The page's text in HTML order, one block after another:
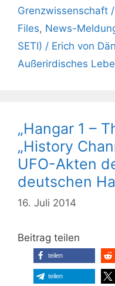
Grenzwissenschaft
Files, News-
SETI) / Erich von
Außerirdisches
„Hangar 1 –
„History
UFO-Akten
deutschen
16. Juli 2014
Beitrag teilen
teilen
teilen